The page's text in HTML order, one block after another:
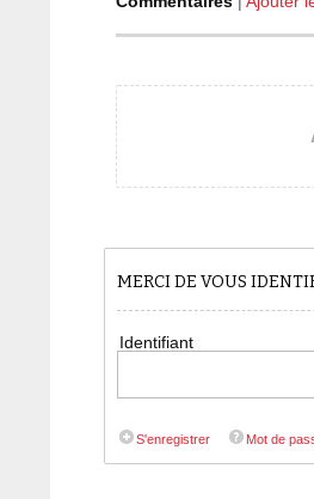
MERCI DE VOUS
Identifiant
S'enregistrer Mot de